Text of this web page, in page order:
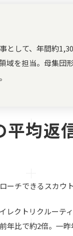
として、年間約
域を担当。母集団
平均返
ーチできるスカウ
レクトリクルーテ
年比で約2倍。一